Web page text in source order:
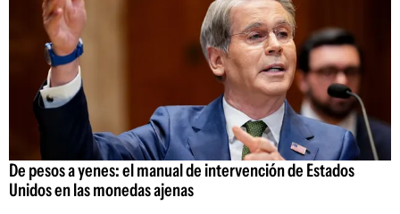
De pesos a yenes: el manual de intervención de Estados
Unidos en las monedas ajenas